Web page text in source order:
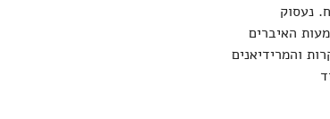
נעסוק
האיברים
והמרידיאנים